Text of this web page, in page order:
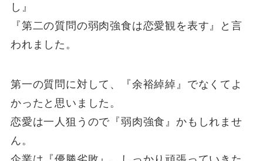
し』
『第二の質問の弱肉強食は恋愛観を表す』と言
われました。
第一の質問に対して、『余裕綽綽』でなくてよ
かったと思いました。
恋愛は一人狙うので『弱肉強食』かもしれませ
ん。